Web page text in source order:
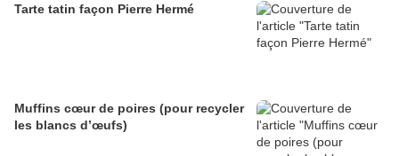
Tarte tatin façon Pierre Hermé
Muffins cœur de poires (pour recycler
les blancs d’œufs)